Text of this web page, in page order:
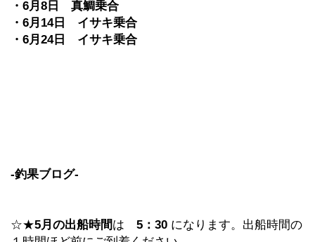
・ 6月 8 日 真鯛乗合
・ 6月 14日 イサキ乗合
・ 6月 24日 イサキ乗合
-釣果ブログ-
☆★5月の出船時間は 5 ： 30 になります。出船時間の